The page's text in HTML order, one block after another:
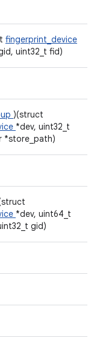
fingerprint_device
uint32_t fid)
)(struct
*dev, uint32_t
*store_path)
*dev, uint64_t
gid)